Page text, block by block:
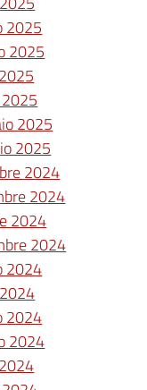
2025
2025
2025
2025
2024
2024
2024
2024
2024
2024
2024